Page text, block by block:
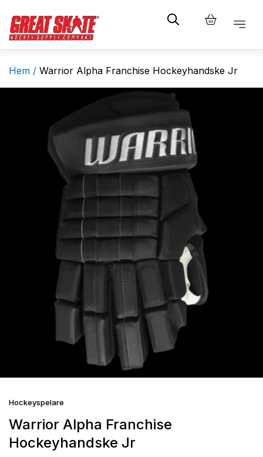
Hem / Warrior Alpha Franchise Hockeyhandske Jr
Hockeyspelare
Warrior Alpha Franchise
Hockeyhandske Jr